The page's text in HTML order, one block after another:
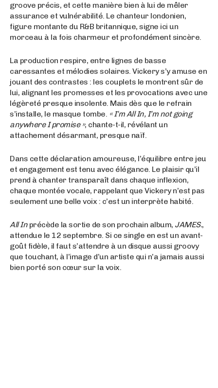
groove précis, et cette manière bien à lui de mêler
assurance et vulnérabilité. Le chanteur londonien,
figure montante du R&B britannique, signe ici un
morceau à la fois charmeur et profondément sincère.
La production respire, entre lignes de basse
caressantes et mélodies solaires. Vickery s’y amuse en
jouant des contrastes : les couplets le montrent sûr de
lui, alignant les promesses et les provocations avec une
légèreté presque insolente. Mais dès que le refrain
s’installe, le masque tombe. « I’m All In, I’m not going
anywhere I promise », chante-t-il, révélant un
attachement désarmant, presque naïf.
Dans cette déclaration amoureuse, l’équilibre entre jeu
et engagement est tenu avec élégance. Le plaisir qu’il
prend à chanter transparaît dans chaque inflexion,
chaque montée vocale, rappelant que Vickery n’est pas
seulement une belle voix : c’est un interprète habité.
All Inprécède la sortie de son prochain album, JAMES.,
attendue le 12 septembre. Si ce single en est un avant-
goût fidèle, il faut s’attendre à un disque aussi groovy
que touchant, à l’image d’un artiste qui n’a jamais aussi
bien porté son cœur sur la voix.